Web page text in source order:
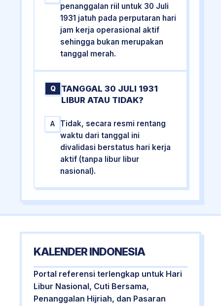
penanggalan riil untuk 30 Juli
1931 jatuh pada perputaran hari
jam kerja operasional aktif
sehingga bukan merupakan
tanggal merah.
Q
TANGGAL 30 JULI 1931
LIBUR ATAU TIDAK?
A
Tidak, secara resmi rentang
waktu dari tanggal ini
divalidasi berstatus hari kerja
aktif (tanpa libur libur
nasional).
KALENDER INDONESIA
Portal referensi terlengkap untuk Hari
Libur Nasional, Cuti Bersama,
Penanggalan Hijriah, dan Pasaran